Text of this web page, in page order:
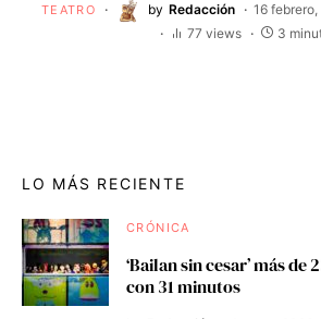
TEATRO by Redacción
16
77 views
3
LO MÁS RECIENTE
CRÓNICA
‘Bailan sin cesar’ más de
con 31 minutos